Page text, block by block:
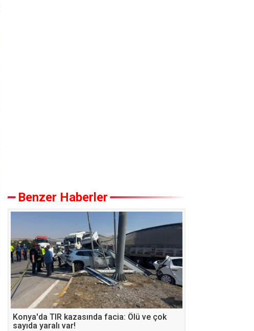
Benzer Haberler
Konya'da TIR kazasında facia: Ölü ve çok
sayıda yaralı var!